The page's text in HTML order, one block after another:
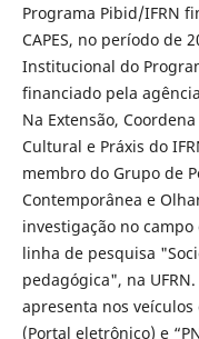
Programa Pibid/IFRN
CAPES, no período de
Institucional do
financiado pela
Na Extensão,
Cultural e Práxis do
membro do Grupo de
Contemporânea e
investigação no
linha de pesquisa
pedagógica", na
apresenta nos
(Portal eletrônico) e